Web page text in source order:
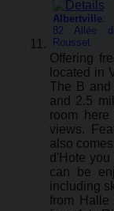
Albertville:
82 Allée
Rousset
Offering
located in
The B
and 2.5
room
views.
also
d'Hote
can be
including
from